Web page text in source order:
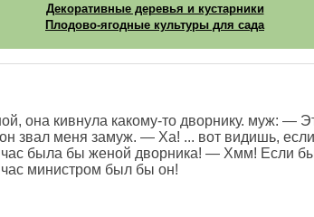
Декоративные деревья и кустарники
Плодово-ягодные культуры для сада
она кивнула какому-то дворнику. муж: —
звал меня замуж. — Ха! ... вот видишь,
была бы женой дворника! — Хмм! Если бы
министром был бы он!